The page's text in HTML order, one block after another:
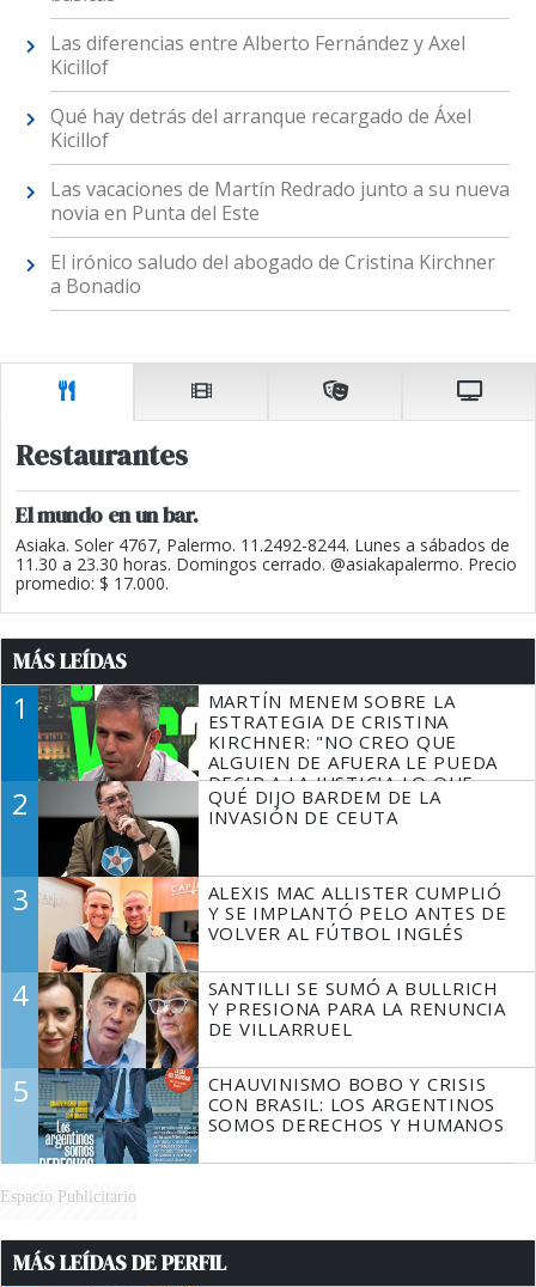
Las diferencias entre Alberto Fernández y Axel
Kicillof
Qué hay detrás del arranque recargado de Áxel
Kicillof
Las vacaciones de Martín Redrado junto a su nueva
novia en Punta del Este
El irónico saludo del abogado de Cristina Kirchner
a Bonadio
Restaurantes
El mundo en un bar.
Asiaka. Soler 4767, Palermo. 11.2492-8244. Lunes a sábados de
11.30 a 23.30 horas. Domingos cerrado. @asiakapalermo. Precio
promedio: $ 17.000.
MÁS LEÍDAS
1
MARTÍN MENEM SOBRE LA
ESTRATEGIA DE CRISTINA
KIRCHNER: "NO CREO QUE
ALGUIEN DE AFUERA LE PUEDA
DECIR A LA JUSTICIA LO QUE
TIENE QUE HACER"
2
QUÉ DIJO BARDEM DE LA
INVASIÓN DE CEUTA
3
ALEXIS MAC ALLISTER CUMPLIÓ
Y SE IMPLANTÓ PELO ANTES DE
VOLVER AL FÚTBOL INGLÉS
4
SANTILLI SE SUMÓ A BULLRICH
Y PRESIONA PARA LA RENUNCIA
DE VILLARRUEL
5
CHAUVINISMO BOBO Y CRISIS
CON BRASIL: LOS ARGENTINOS
SOMOS DERECHOS Y HUMANOS
Espacio Publicitario
MÁS LEÍDAS DE PERFIL